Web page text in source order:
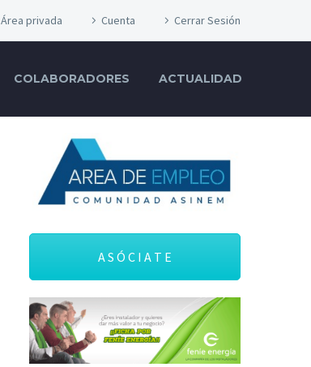
Área privada Cuenta Cerrar Sesión
COLABORADORES ACTUALIDAD
A S Ó C I A T E